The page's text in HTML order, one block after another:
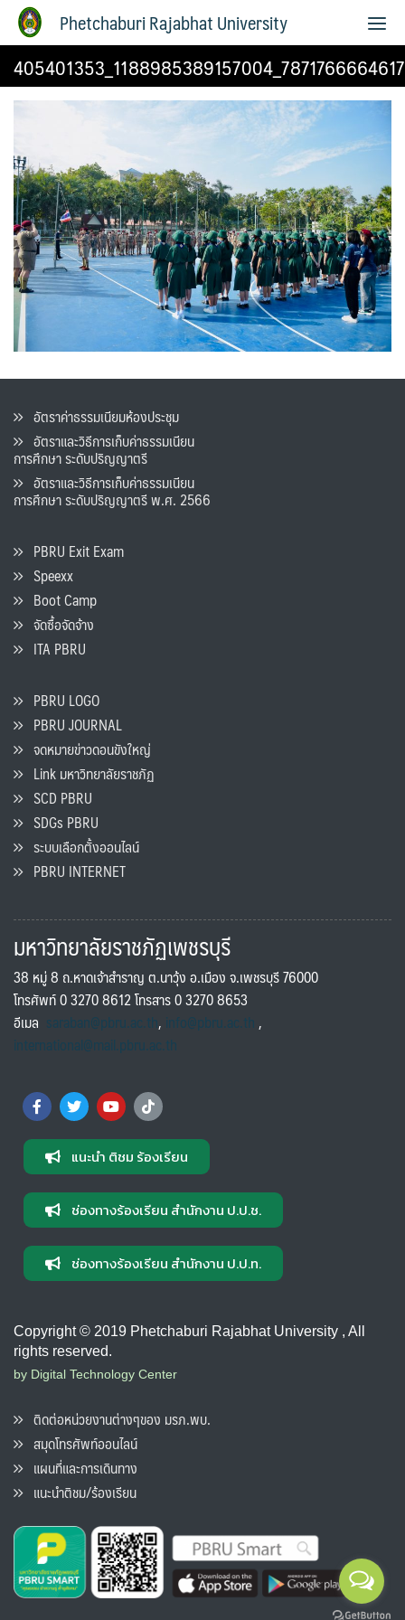
Phetchaburi Rajabhat University
อัตราค่าธรรมเนียมห้องประชุม
อัตราและวิธีการเก็บค่าธรรมเนียน
การศึกษา ระดับปริญญาตรี
อัตราและวิธีการเก็บค่าธรรมเนียน
การศึกษา ระดับปริญญาตรี พ.ศ. 2566
PBRU Exit Exam
Speexx
Boot Camp
จัดซื้อจัดจ้าง
ITA PBRU
PBRU LOGO
PBRU JOURNAL
จดหมายข่าวดอนขังใหญ่
Link มหาวิทยาลัยราชภัฏ
SCD PBRU
SDGs PBRU
ระบบเลือกตั้งออนไลน์
PBRU INTERNET
มหาวิทยาลัยราชภัฏเพชรบุรี
38 หมู่ 8 ถ.หาดเจ้าสำราญ ต.นาวุ้ง อ.เมือง จ.เพชรบุรี 76000
โทรศัพท์ 0 3270 8612 โทรสาร 0 3270 8653
อีเมล saraban@pbru.ac.th, info@pbru.ac.th,
international@mail.pbru.ac.th
แนะนำ ติชม ร้องเรียน
ช่องทางร้องเรียน สำนักงาน ป.ป.ช.
ช่องทางร้องเรียน สำนักงาน ป.ป.ท.
Copyright © 2019 Phetchaburi Rajabhat University , All
rights reserved.
by Digital Technology Center
ติดต่อหน่วยงานต่างๆของ มรภ.พบ.
สมุดโทรศัพท์ออนไลน์
แผนที่และการเดินทาง
แนะนำติชม/ร้องเรียน